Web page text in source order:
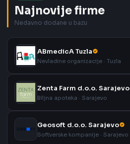
Najnovije firme
Nedavno dodane u bazu
ABmedicA Tuzla
Nevladine organizacije · Tuzla
Zenta Farm d.o.o. Sarajevo
Biljna apoteka · Sarajevo
Geosoft d.o.o. Sarajevo
Softverske kompanije · Sarajevo